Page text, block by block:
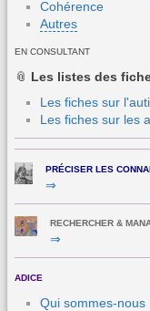
Cohérence
Autres
EN CONSULTANT
📎 Les listes des
Les fiches sur
Les fiches sur les
PRÉCISER LES
⇒
RECHERCHER &
⇒
ADICE
Qui sommes-nous